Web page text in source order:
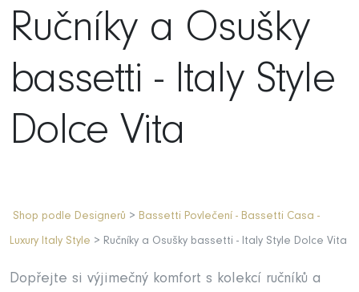
Ručníky a Osušky
bassetti - Italy Style
Dolce Vita
Shop podle Designerů > Bassetti Povlečení - Bassetti Casa -
Luxury Italy Style > Ručníky a Osušky bassetti - Italy Style Dolce Vita
Dopřejte si výjimečný komfort s kolekcí ručníků a